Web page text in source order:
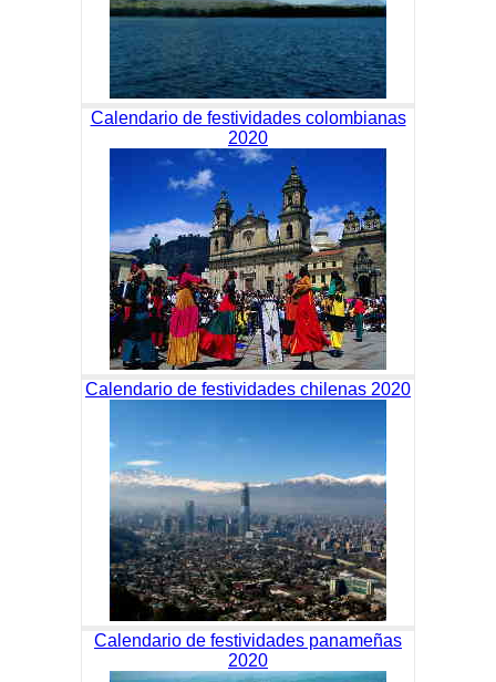
Calendario de festividades colombianas
2020
Calendario de festividades chilenas 2020
Calendario de festividades panameñas
2020